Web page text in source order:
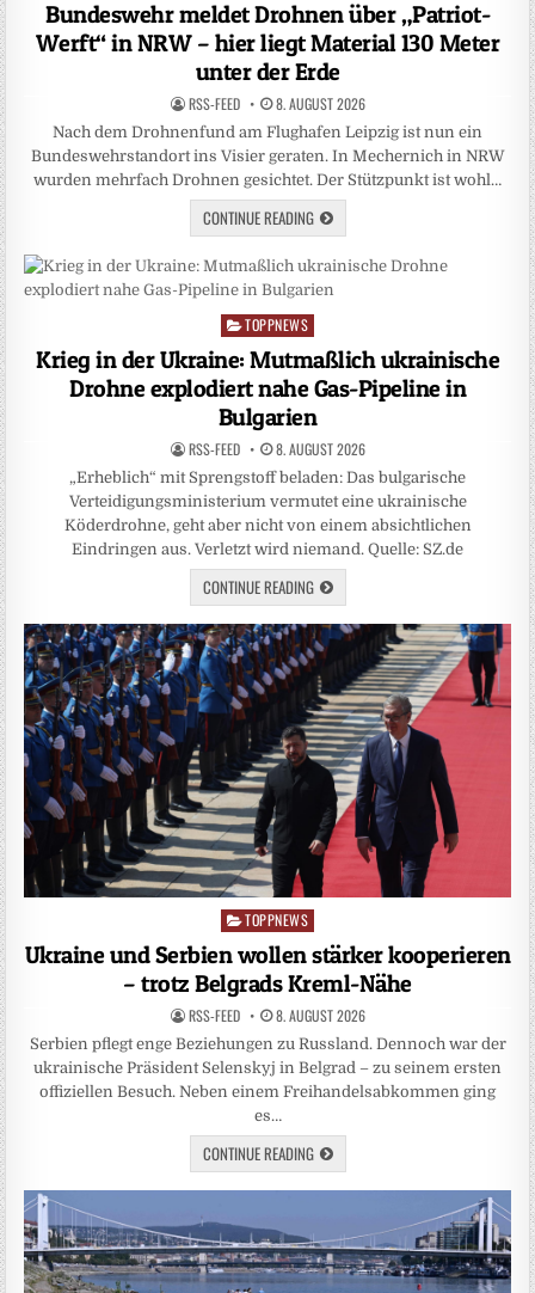
Bundeswehr meldet Drohnen über „Patriot-
Werft“ in NRW – hier liegt Material 130 Meter
unter der Erde
RSS-FEED 8. AUGUST 2026
Nach dem Drohnenfund am Flughafen Leipzig ist nun ein
Bundeswehrstandort ins Visier geraten. In Mechernich in NRW
wurden mehrfach Drohnen gesichtet. Der Stützpunkt ist wohl…
CONTINUE READING
Posted
TOPPNEWS
Krieg in der Ukraine: Mutmaßlich ukrainische
Drohne explodiert nahe Gas-Pipeline in
Bulgarien
RSS-FEED 8. AUGUST 2026
„Erheblich“ mit Sprengstoff beladen: Das bulgarische
Verteidigungsministerium vermutet eine ukrainische
Köderdrohne, geht aber nicht von einem absichtlichen
Eindringen aus. Verletzt wird niemand. Quelle: SZ.de
CONTINUE READING
Posted
TOPPNEWS
Ukraine und Serbien wollen stärker kooperieren
– trotz Belgrads Kreml-Nähe
RSS-FEED 8. AUGUST 2026
Serbien pflegt enge Beziehungen zu Russland. Dennoch war der
ukrainische Präsident Selenskyj in Belgrad – zu seinem ersten
offiziellen Besuch. Neben einem Freihandelsabkommen ging
es…
CONTINUE READING